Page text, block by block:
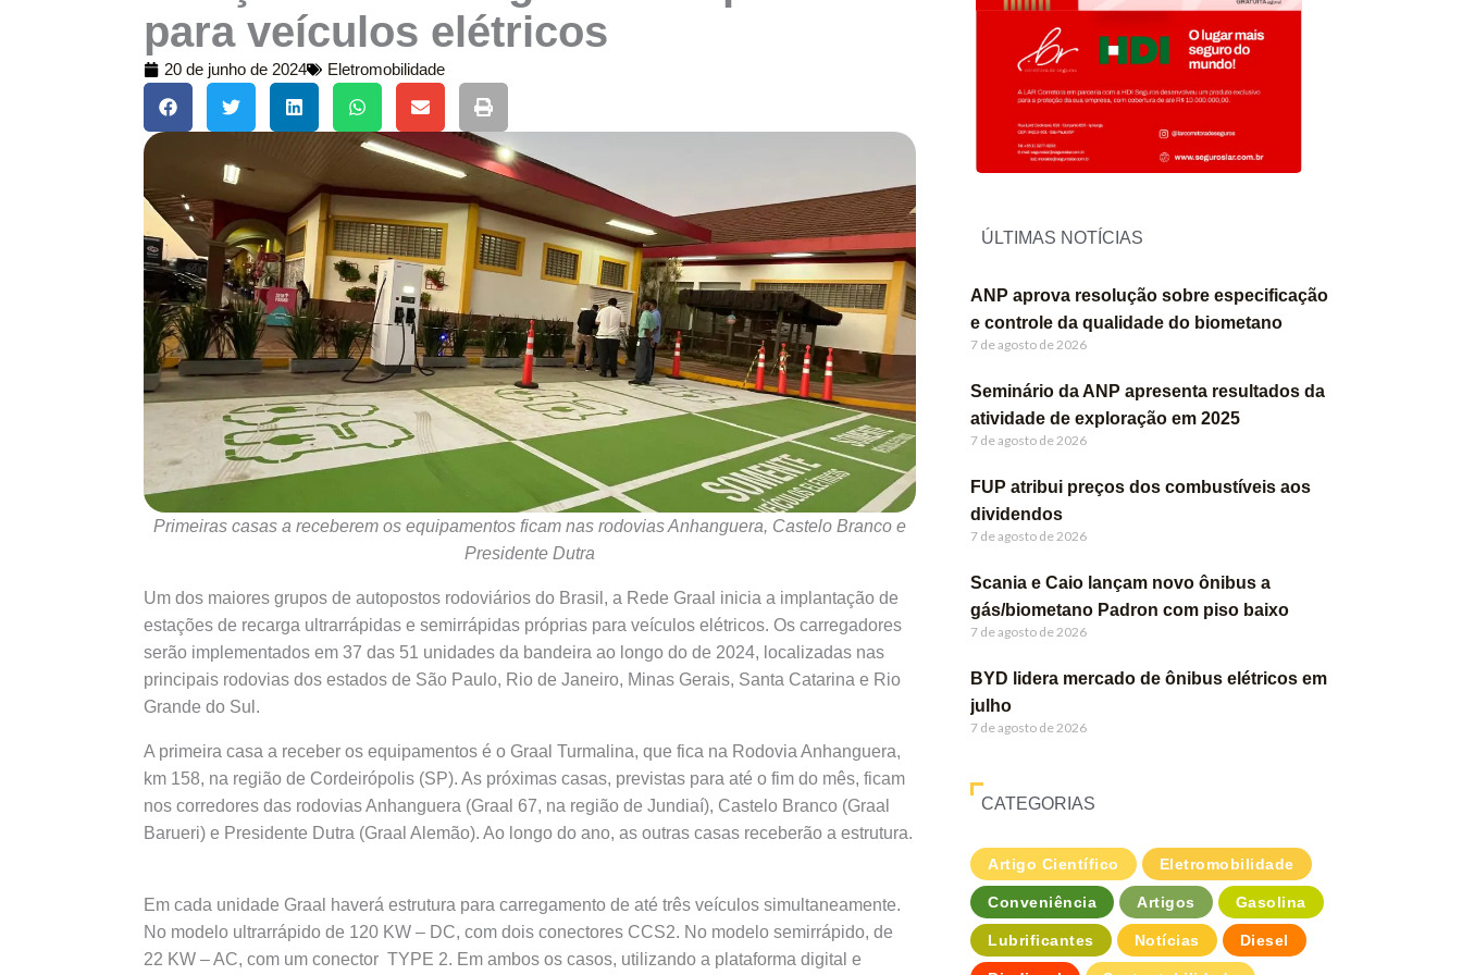
para veículos elétricos
20 de junho de 2024 Eletromobilidade
Primeiras casas a receberem os equipamentos ficam nas rodovias Anhanguera, Castelo Branco e
Presidente Dutra
Um dos maiores grupos de autopostos rodoviários do Brasil, a Rede Graal inicia a implantação de
estações de recarga ultrarrápidas e semirrápidas próprias para veículos elétricos. Os carregadores
serão implementados em 37 das 51 unidades da bandeira ao longo do de 2024, localizadas nas
principais rodovias dos estados de São Paulo, Rio de Janeiro, Minas Gerais, Santa Catarina e Rio
Grande do Sul.
A primeira casa a receber os equipamentos é o Graal Turmalina, que fica na Rodovia Anhanguera,
km 158, na região de Cordeirópolis (SP). As próximas casas, previstas para até o fim do mês, ficam
nos corredores das rodovias Anhanguera (Graal 67, na região de Jundiaí), Castelo Branco (Graal
Barueri) e Presidente Dutra (Graal Alemão). Ao longo do ano, as outras casas receberão a estrutura.
Em cada unidade Graal haverá estrutura para carregamento de até três veículos simultaneamente.
No modelo ultrarrápido de 120 KW – DC, com dois conectores CCS2. No modelo semirrápido, de
22 KW – AC, com um conector TYPE 2. Em ambos os casos, utilizando a plataforma digital e
ÚLTIMAS NOTÍCIAS
ANP aprova resolução sobre especificação
e controle da qualidade do biometano
7 de agosto de 2026
Seminário da ANP apresenta resultados da
atividade de exploração em 2025
7 de agosto de 2026
FUP atribui preços dos combustíveis aos
dividendos
7 de agosto de 2026
Scania e Caio lançam novo ônibus a
gás/biometano Padron com piso baixo
7 de agosto de 2026
BYD lidera mercado de ônibus elétricos em
julho
7 de agosto de 2026
CATEGORIAS
Artigo Científico Eletromobilidade
Conveniência Artigos Gasolina
Lubrificantes Notícias Diesel